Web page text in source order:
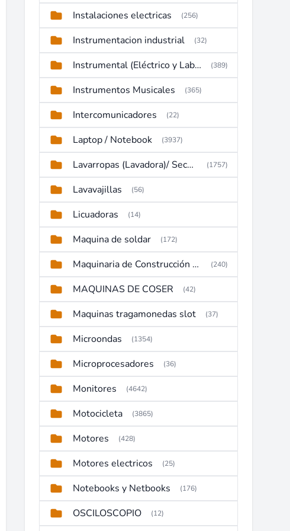
Instalaciones electricas (256)
Instrumentacion industrial (32)
Instrumental (Eléctrico y Laboratorio) (389)
Instrumentos Musicales (365)
Intercomunicadores (22)
Laptop / Notebook (3937)
Lavarropas (Lavadora)/ Secadoras (1757)
Lavavajillas (56)
Licuadoras (14)
Maquina de soldar (172)
Maquinaria de Construcción (Maquinaria Pesada) (240)
MAQUINAS DE COSER (42)
Maquinas tragamonedas slot (37)
Microondas (1354)
Microprocesadores (36)
Monitores (4642)
Motocicleta (3865)
Motores (428)
Motores electricos (25)
Notebooks y Netbooks (176)
OSCILOSCOPIO (12)